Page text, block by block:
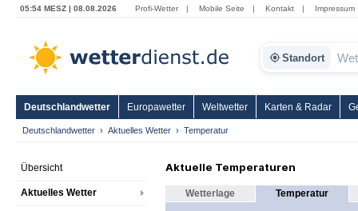
05:54 MESZ | 08.08.2026 Profi-Wetter | Mobile Seite | Kontakt | Impressum
Standort
Deutschlandwetter Europawetter Weltwetter Karten & Radar
Deutschlandwetter Aktuelles Wetter Temperatur
Übersicht
Aktuelles Wetter
Aktuelle Temperaturen
Wetterlage Temperatur